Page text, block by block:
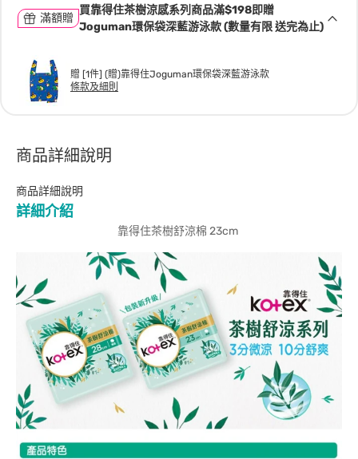
滿額贈
買靠得住茶樹涼感系列商品滿$198即贈
Joguman環保袋深藍游泳款 (數量有限 送完為止)
贈 [1件] (贈)靠得住Joguman環保袋深藍游泳款
條款及細則
商品詳細說明
商品詳細說明
詳細介紹
靠得住茶樹舒涼棉 23cm